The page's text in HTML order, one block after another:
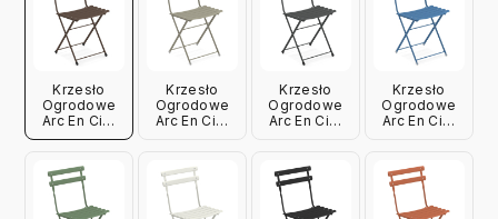
Krzesło
Ogrodowe
Arc En Ciel
Indyjski Brąz
Krzesło
Ogrodowe
Arc En Ciel
Krzesło
Ogrodowe
Arc En Ciel
Krzesło
Ogrodowe
Arc En Ciel